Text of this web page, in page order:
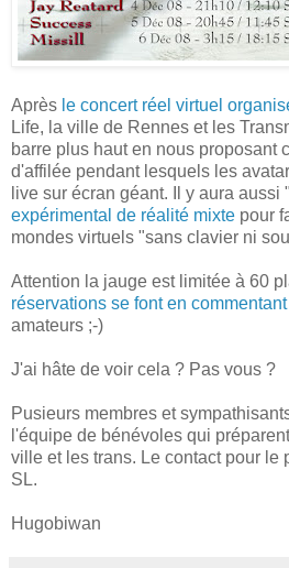
Après le concert réel virtuel
Life, la ville de Rennes et les
barre plus haut en nous proposant
d'affilée pendant lesquels les
live sur écran géant. Il y aura aussi
expérimental de réalité mixte pour
mondes virtuels "sans clavier ni
Attention la jauge est limitée à 60
réservations se font en
amateurs ;-)
J'ai hâte de voir cela ? Pas vous ?
Pusieurs membres et
l'équipe de bénévoles qui
ville et les trans. Le contact pour le
SL.
Hugobiwan